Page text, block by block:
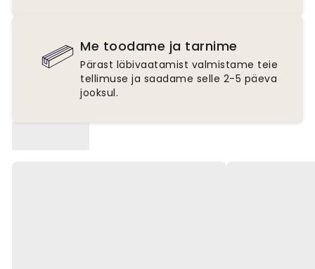
Me toodame ja tarnime
Pärast läbivaatamist valmistame teie
tellimuse ja saadame selle 2-5 päeva
jooksul.